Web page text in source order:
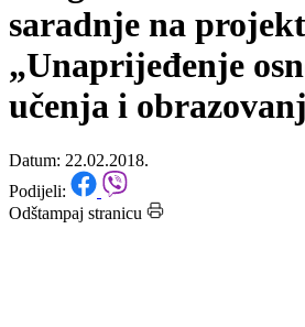
Razgovarno o
saradnje na
„Unaprijeđenje
učenja i
Datum: 22.02.2018.